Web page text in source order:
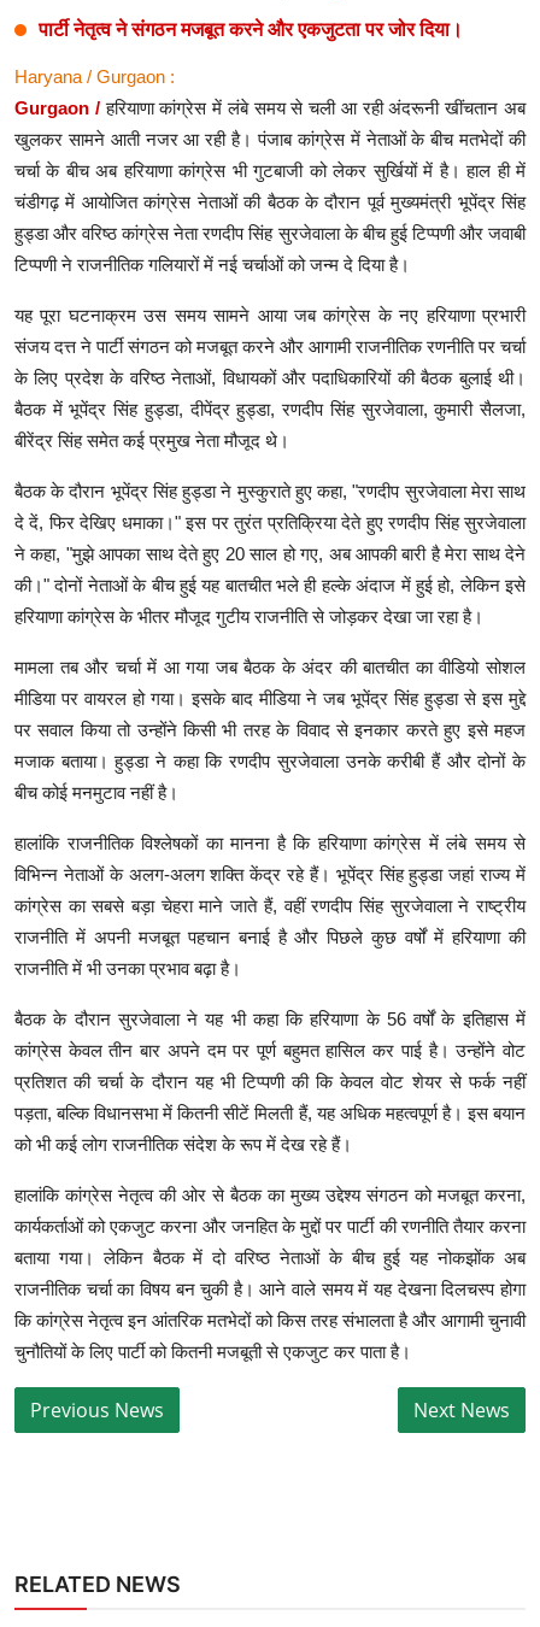
Interview
Business
Relationship
Education
Defence & Security
Lifestyle
Health
Development
Career
Literature
Tour & Travel
History Speaks
Contact Us
Haryana Congress News
कांग्रेस बैठक में हुड्डा और सुरजेवाला के बीच तंज भरी बातचीत चर्चा में
रही।
वायरल वीडियो के बाद हरियाणा कांग्रेस की गुटबाजी पर सवाल उठे।
पार्टी नेतृत्व ने संगठन मजबूत करने और एकजुटता पर जोर दिया।
Haryana / Gurgaon :
Gurgaon /
हरियाणा कांग्रेस में लंबे समय से चली आ रही अंदरूनी खींचतान अब
खुलकर सामने आती नजर आ रही है। पंजाब कांग्रेस में नेताओं के बीच मतभेदों की
चर्चा के बीच अब हरियाणा कांग्रेस भी गुटबाजी को लेकर सुर्खियों में है। हाल ही में
चंडीगढ़ में आयोजित कांग्रेस नेताओं की बैठक के दौरान पूर्व मुख्यमंत्री भूपेंद्र सिंह
हुड्डा और वरिष्ठ कांग्रेस नेता रणदीप सिंह सुरजेवाला के बीच हुई टिप्पणी और जवाबी
टिप्पणी ने राजनीतिक गलियारों में नई चर्चाओं को जन्म दे दिया है।
यह पूरा घटनाक्रम उस समय सामने आया जब कांग्रेस के नए हरियाणा प्रभारी
संजय दत्त ने पार्टी संगठन को मजबूत करने और आगामी राजनीतिक रणनीति पर चर्चा
के लिए प्रदेश के वरिष्ठ नेताओं, विधायकों और पदाधिकारियों की बैठक बुलाई थी।
बैठक में भूपेंद्र सिंह हुड्डा, दीपेंद्र हुड्डा, रणदीप सिंह सुरजेवाला, कुमारी सैलजा,
बीरेंद्र सिंह समेत कई प्रमुख नेता मौजूद थे।
बैठक के दौरान भूपेंद्र सिंह हुड्डा ने मुस्कुराते हुए कहा, "रणदीप सुरजेवाला मेरा साथ
दे दें, फिर देखिए धमाका।" इस पर तुरंत प्रतिक्रिया देते हुए रणदीप सिंह सुरजेवाला
ने कहा, "मुझे आपका साथ देते हुए 20 साल हो गए, अब आपकी बारी है मेरा साथ देने
की।" दोनों नेताओं के बीच हुई यह बातचीत भले ही हल्के अंदाज में हुई हो, लेकिन इसे
हरियाणा कांग्रेस के भीतर मौजूद गुटीय राजनीति से जोड़कर देखा जा रहा है।
मामला तब और चर्चा में आ गया जब बैठक के अंदर की बातचीत का वीडियो सोशल
मीडिया पर वायरल हो गया। इसके बाद मीडिया ने जब भूपेंद्र सिंह हुड्डा से इस मुद्दे
पर सवाल किया तो उन्होंने किसी भी तरह के विवाद से इनकार करते हुए इसे महज
मजाक बताया। हुड्डा ने कहा कि रणदीप सुरजेवाला उनके करीबी हैं और दोनों के
बीच कोई मनमुटाव नहीं है।
हालांकि राजनीतिक विश्लेषकों का मानना है कि हरियाणा कांग्रेस में लंबे समय से
कांग्रेस का सबसे बड़ा चेहरा माने जाते हैं, वहीं रणदीप सिंह सुरजेवाला ने राष्ट्रीय
राजनीति में अपनी मजबूत पहचान बनाई है और पिछले कुछ वर्षों में हरियाणा की
राजनीति में भी उनका प्रभाव बढ़ा है।
बैठक के दौरान सुरजेवाला ने यह भी कहा कि हरियाणा के 56 वर्षों के इतिहास में
कांग्रेस केवल तीन बार अपने दम पर पूर्ण बहुमत हासिल कर पाई है। उन्होंने वोट
प्रतिशत की चर्चा के दौरान यह भी टिप्पणी की कि केवल वोट शेयर से फर्क नहीं
पड़ता, बल्कि विधानसभा में कितनी सीटें मिलती हैं, यह अधिक महत्वपूर्ण है। इस बयान
को भी कई लोग राजनीतिक संदेश के रूप में देख रहे हैं।
राजनीतिक चर्चा का विषय बन चुकी है। आने वाले समय में यह देखना दिलचस्प होगा
कि कांग्रेस नेतृत्व इन आंतरिक मतभेदों को किस तरह संभालता है और आगामी चुनावी